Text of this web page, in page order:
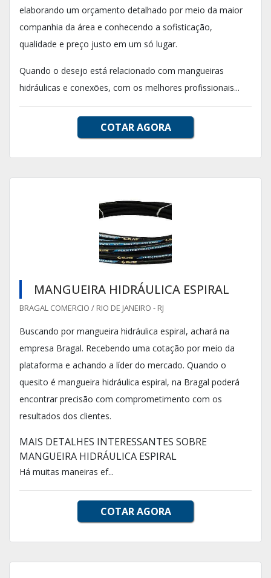
elaborando um orçamento detalhado por meio da maior
companhia da área e conhecendo a sofisticação,
qualidade e preço justo em um só lugar.
Quando o desejo está relacionado com mangueiras
hidráulicas e conexões, com os melhores profissionais...
COTAR AGORA
MANGUEIRA HIDRÁULICA ESPIRAL
BRAGAL COMERCIO / RIO DE JANEIRO - RJ
Buscando por mangueira hidráulica espiral, achará na
empresa Bragal. Recebendo uma cotação por meio da
plataforma e achando a líder do mercado. Quando o
quesito é mangueira hidráulica espiral, na Bragal poderá
encontrar precisão com comprometimento com os
resultados dos clientes.
MAIS DETALHES INTERESSANTES SOBRE
MANGUEIRA HIDRÁULICA ESPIRAL
Há muitas maneiras ef...
COTAR AGORA